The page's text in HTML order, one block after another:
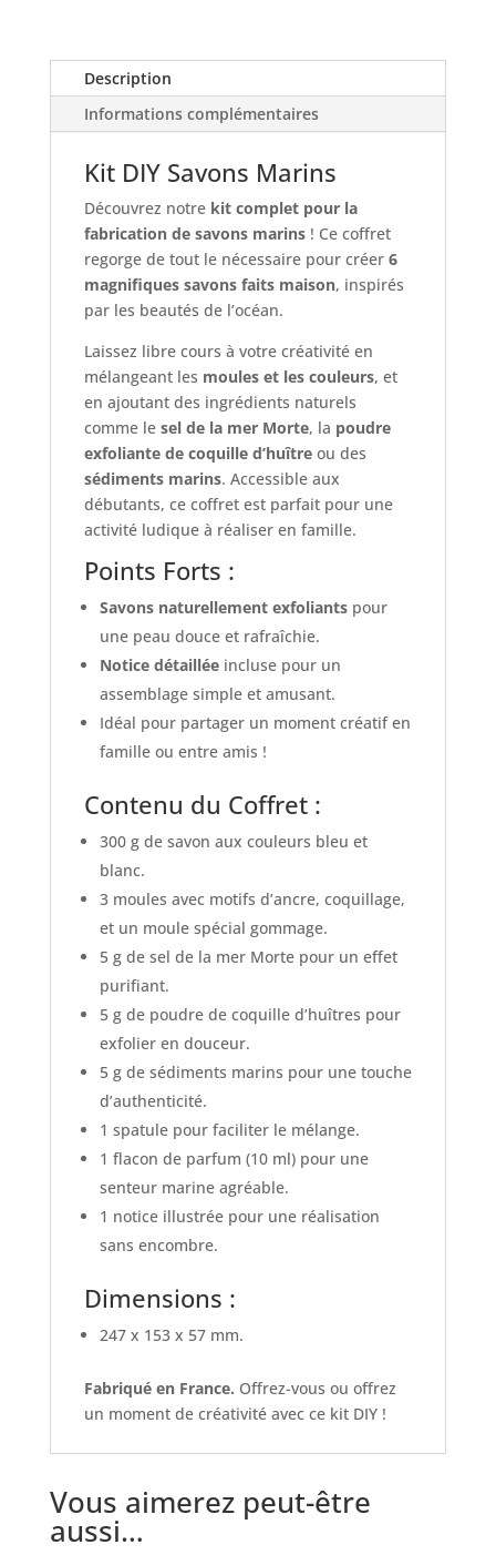
Description
Informations complémentaires
Kit DIY Savons Marins
Découvrez notre kit complet pour la
fabrication de savons marins! Ce coffret
regorge de tout le nécessaire pour créer 6
magnifiques savons faits maison, inspirés
par les beautés de l’océan.
Laissez libre cours à votre créativité en
mélangeant les moules et les couleurs, et
en ajoutant des ingrédients naturels
comme le sel de la mer Morte, la poudre
exfoliante de coquille d’huîtreou des
sédiments marins. Accessible aux
débutants, ce coffret est parfait pour une
activité ludique à réaliser en famille.
Points Forts :
Savons naturellement exfoliantspour
une peau douce et rafraîchie.
Notice détailléeincluse pour un
assemblage simple et amusant.
Idéal pour partager un moment créatif en
famille ou entre amis !
Contenu du Coffret :
300 g de savon aux couleurs bleu et
blanc.
3 moules avec motifs d’ancre, coquillage,
et un moule spécial gommage.
5 g de sel de la mer Morte pour un effet
purifiant.
5 g de poudre de coquille d’huîtres pour
exfolier en douceur.
5 g de sédiments marins pour une touche
d’authenticité.
1 spatule pour faciliter le mélange.
1 flacon de parfum (10 ml) pour une
senteur marine agréable.
1 notice illustrée pour une réalisation
sans encombre.
Dimensions :
247 x 153 x 57 mm.
Fabriqué en France. Offrez-vous ou offrez
un moment de créativité avec ce kit DIY !
Vous aimerez peut-être
aussi…